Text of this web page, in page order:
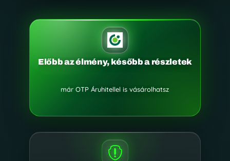
Előbb az élmény, később a részletek
már OTP Áruhitellel is vásárolhatsz
